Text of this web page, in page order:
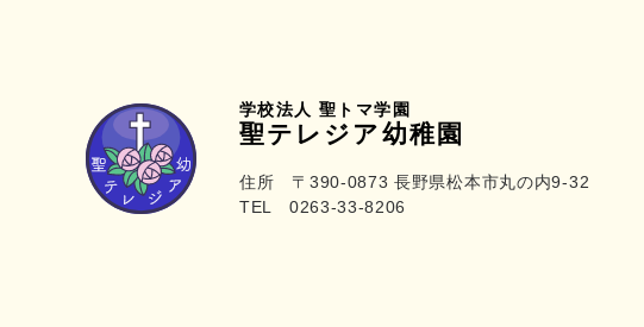
学校法人 聖トマ学園
聖テレジア幼稚園
住所 〒390-0873 長野県松本市丸の内9-32
TEL 0263-33-8206